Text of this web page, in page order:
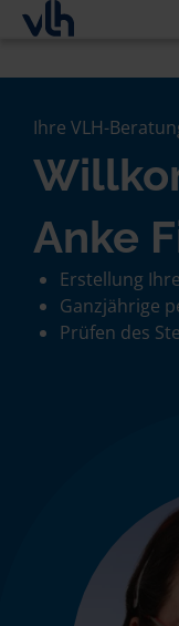
Ihre VLH-
Anke
Erstellung
Ganzjährige
Prüfen des